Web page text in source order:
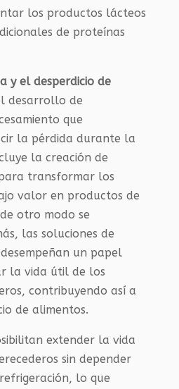
los productos lácteos
de proteínas
y el desperdicio de
desarrollo de
que
la pérdida durante la
la creación de
transformar los
valor en productos de
otro modo se
las soluciones de
un papel
la vida útil de los
contribuyendo así a
de alimentos.
extender la vida
sin depender
lo que